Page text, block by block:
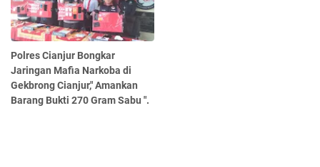
Polres Cianjur Bongkar
Jaringan Mafia Narkoba di
Gekbrong Cianjur," Amankan
Barang Bukti 270 Gram Sabu ".